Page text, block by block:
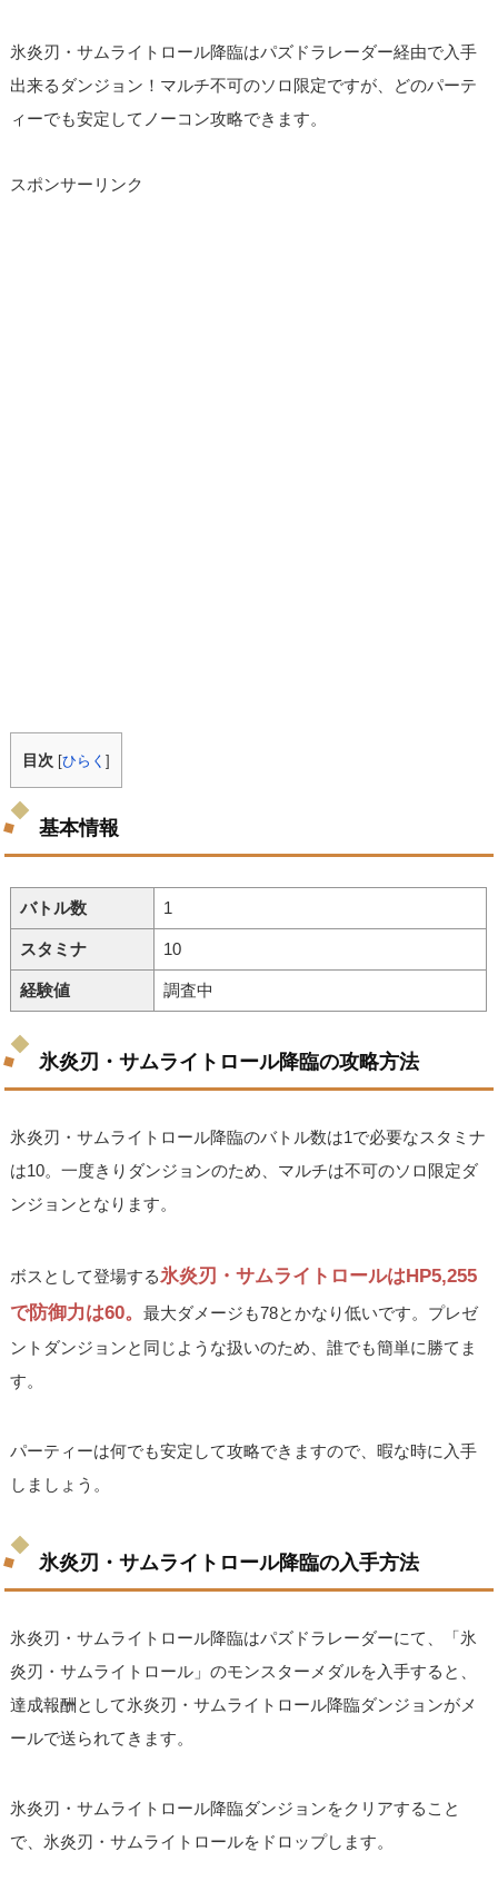
氷炎刃・サムライトロール降臨はパズドラレーダー経由で入手
出来るダンジョン！マルチ不可のソロ限定ですが、どのパーテ
ィーでも安定してノーコン攻略できます。
スポンサーリンク
目次 [ひらく]
基本情報
バトル数 1
スタミナ 10
経験値 調査中
氷炎刃・サムライトロール降臨の攻略方法
氷炎刃・サムライトロール降臨のバトル数は1で必要なスタミナ
は10。一度きりダンジョンのため、マルチは不可のソロ限定ダ
ンジョンとなります。
ボスとして登場する氷炎刃・サムライトロールはHP5,255
で防御力は60。最大ダメージも78とかなり低いです。プレゼ
ントダンジョンと同じような扱いのため、誰でも簡単に勝てま
す。
パーティーは何でも安定して攻略できますので、暇な時に入手
しましょう。
氷炎刃・サムライトロール降臨の入手方法
氷炎刃・サムライトロール降臨はパズドラレーダーにて、「氷
炎刃・サムライトロール」のモンスターメダルを入手すると、
達成報酬として氷炎刃・サムライトロール降臨ダンジョンがメ
ールで送られてきます。
氷炎刃・サムライトロール降臨ダンジョンをクリアすること
で、氷炎刃・サムライトロールをドロップします。